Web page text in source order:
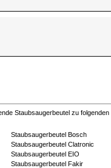
Staubsaugerbeutel zu folgenden
Staubsaugerbeutel Bosch
Staubsaugerbeutel Clatronic
Staubsaugerbeutel EIO
Staubsaugerbeutel Fakir